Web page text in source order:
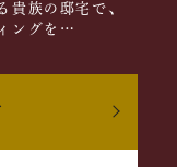
貴族の邸宅で、
ングを…